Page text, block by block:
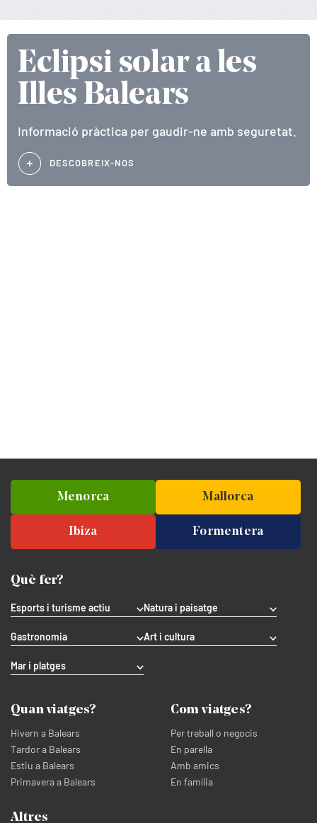
Eclipsi solar a les
Illes Balears
Informació pràctica per gaudir-ne amb seguretat.
DESCOBREIX-NOS
Menorca Mallorca
Ibiza Formentera
Què fer?
Esports i turisme actiu Natura i paisatge
Gastronomia Art i cultura
Mar i platges
Quan viatges?
Hivern a Balears
Tardor a Balears
Estiu a Balears
Primavera a Balears
Com viatges?
Per treball o negocis
En parella
Amb amics
En família
Altres